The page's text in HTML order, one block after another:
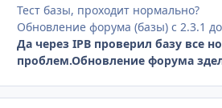
Тест базы, проходит нормально?
Обновление форума (базы) с 2.3.1
Да через IPB проверил базу все
проблем.Обновление форума